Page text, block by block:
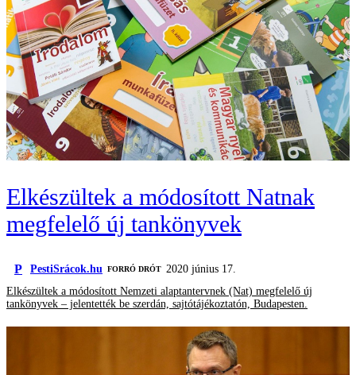
Elkészültek a módosított Natnak
megfelelő új tankönyvek
P PestiSrácok.hu FORRÓ DRÓT
2020 június 17.
Elkészültek a módosított Nemzeti alaptantervnek (Nat) megfelelő új
tankönyvek – jelentették be szerdán, sajtótájékoztatón, Budapesten.